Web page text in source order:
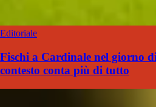
Editoriale
Fischi a Cardinale nel giorno
contesto conta più di tutto